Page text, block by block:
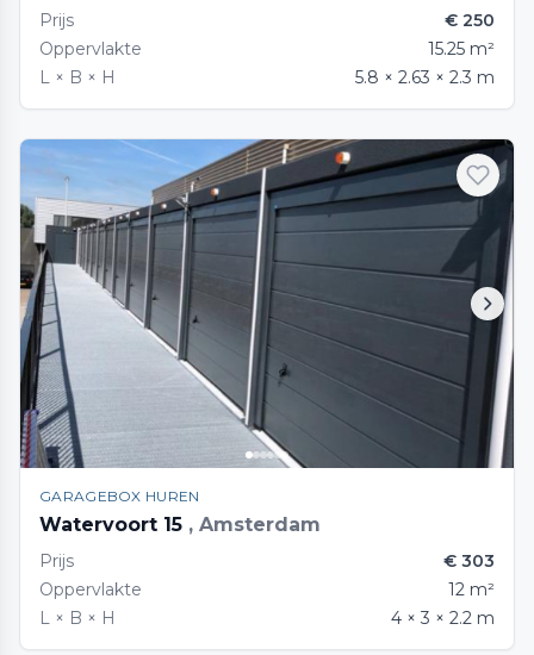
Prijs
€ 250
Oppervlakte
15.25 m²
L × B × H
5.8 × 2.63 × 2.3 m
GARAGEBOX HUREN
Watervoort 15 , Amsterdam
Prijs
€ 303
Oppervlakte
12 m²
L × B × H
4 × 3 × 2.2 m